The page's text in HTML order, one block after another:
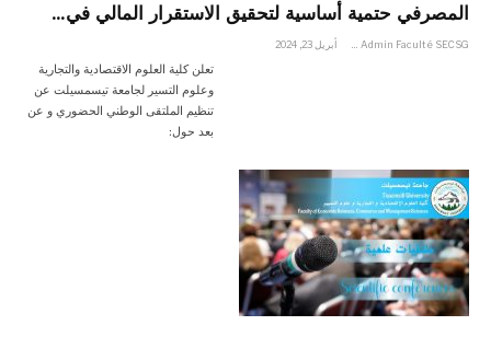
المصرفي حتمية أساسية لتحقيق الاستقرار المالي في…
أبريل 23, 2024
تعلن كلية العلوم الاقتصادية والتجارية
وعلوم التسير لجامعة تيسمسيلت عن
تنظيم الملتقى الوطني الحضوري و عن
بعد حول: